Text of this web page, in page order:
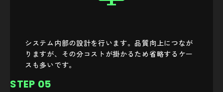
システム内部の設計を行います。品質向上につなが
りますが、その分コストが掛かるため省略するケー
スも多いです。
STEP 05